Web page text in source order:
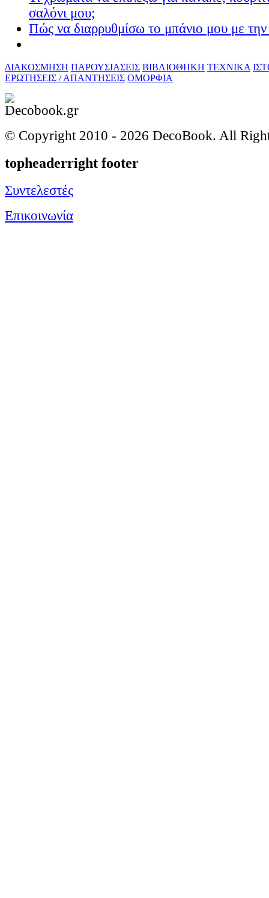
σαλόνι μου;
Πώς να διαρρυθμίσω το μπάνιο μου με την
ΔΙΑΚΟΣΜΗΣΗ ΠΑΡΟΥΣΙΑΣΕΙΣ ΒΙΒΛΙΟΘΗΚΗ ΤΕΧΝΙΚΑ
ΕΡΩΤΗΣΕΙΣ / ΑΠΑΝΤΗΣΕΙΣ ΟΜΟΡΦΙΑ
© Copyright 2010 - 2026 DecoBook. All
topheaderright footer
Συντελεστές
Επικοινωνία